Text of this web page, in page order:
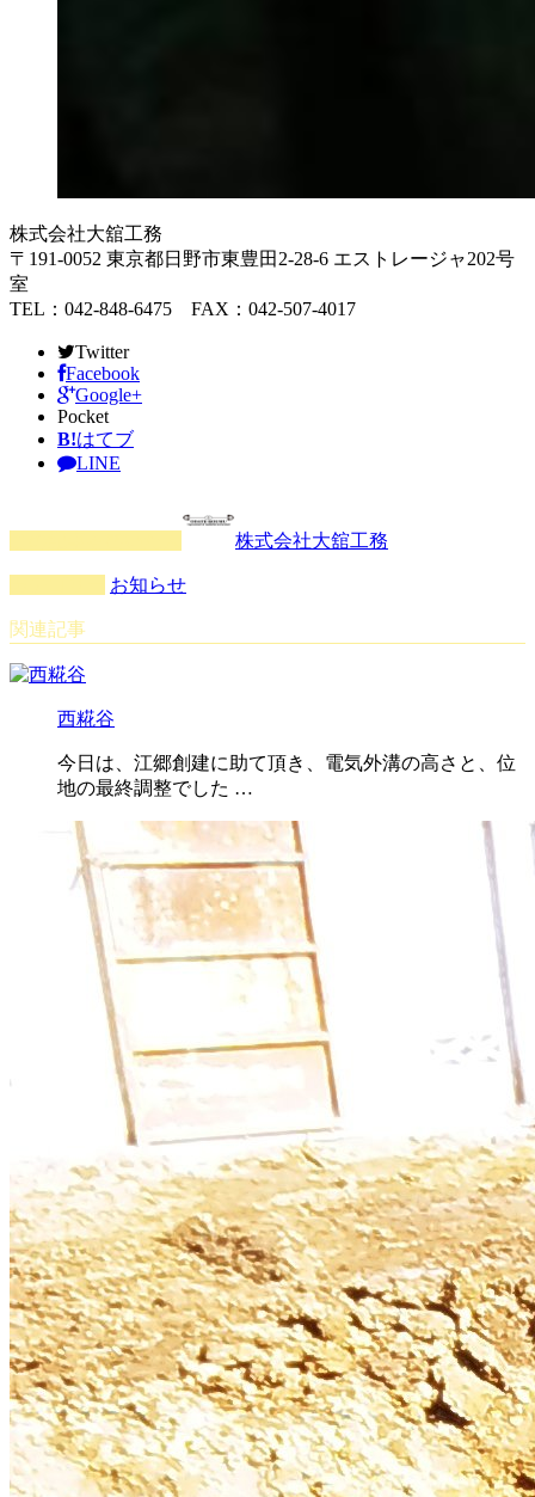
株式会社大舘工務
〒191-0052 東京都日野市東豊田2-28-6 エストレージャ202号
室
TEL：042-848-6475 FAX：042-507-4017
Twitter
Facebook
Google+
Pocket
B!はてブ
LINE
株式会社大舘工務
お知らせ
関連記事
西糀谷
今日は、江郷創建に助て頂き、電気外溝の高さと、位
地の最終調整でした …